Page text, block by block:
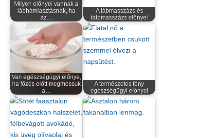
Milyen előnyei vannak a
lábhámlasztásnak, ha
az…
A lábmasszázs és
talpmasszázs előnyei
Van egészségügyi előnye,
ha főzés előtt megmossuk
a…
A természetes fény
egészségügyi előnyei